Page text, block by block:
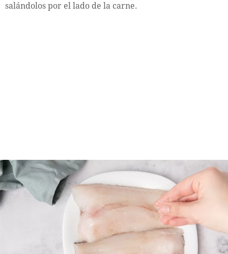
salándolos por el lado de la carne.